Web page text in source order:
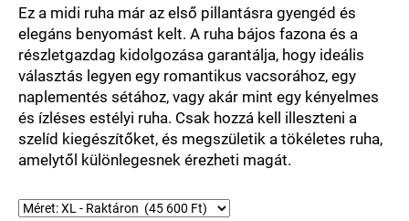
csillag.
Ez a midi ruha már az első pillantásra gyengéd és
elegáns benyomást kelt. A ruha bájos fazona és a
részletgazdag kidolgozása garantálja, hogy ideális
választás legyen egy romantikus vacsorához, egy
naplementés sétához, vagy akár mint egy kényelmes
és ízléses estélyi ruha. Csak hozzá kell illeszteni a
szelíd kiegészítőket, és megszületik a tökéletes ruha,
amelytől különlegesnek érezheti magát.